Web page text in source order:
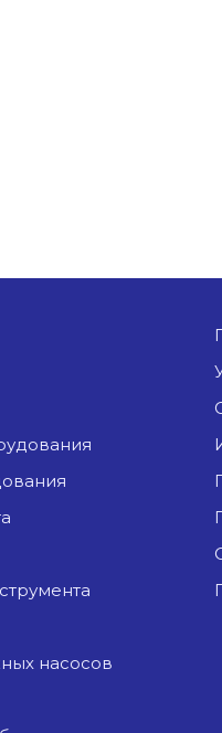
насосов